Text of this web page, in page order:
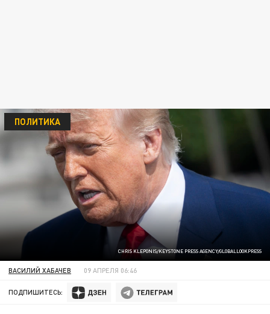
CHRIS KLEPONIS/KEYSTONE PRESS AGENCY/GLOBALLOOKPRESS
ПОЛИТИКА
ВАСИЛИЙ ХАБАЧЕВ 09 АПРЕЛЯ 06:46
ПОДПИШИТЕСЬ: